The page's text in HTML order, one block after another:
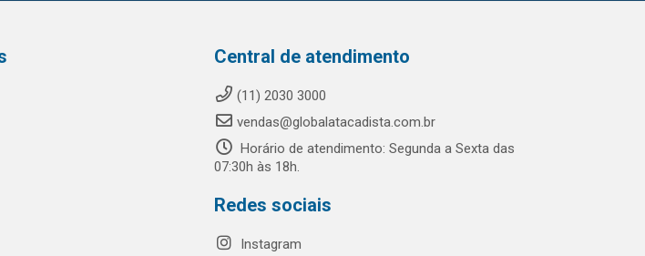
Central de atendimento
(11) 2030 3000
vendas@globalatacadista.com.br
Horário de atendimento: Segunda a Sexta das
07:30h às 18h.
Redes sociais
Instagram